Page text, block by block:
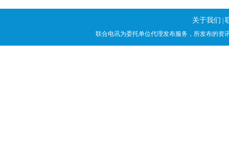
关于我们
联合电讯为委托单位代理发布服务，所发布的资